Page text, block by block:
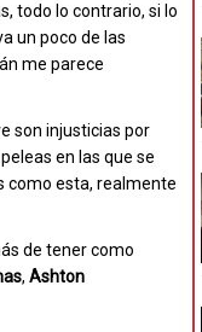
todo lo contrario, si lo
un poco de las
me parece
son injusticias por
en las que se
como esta, realmente
de tener como
, Ashton